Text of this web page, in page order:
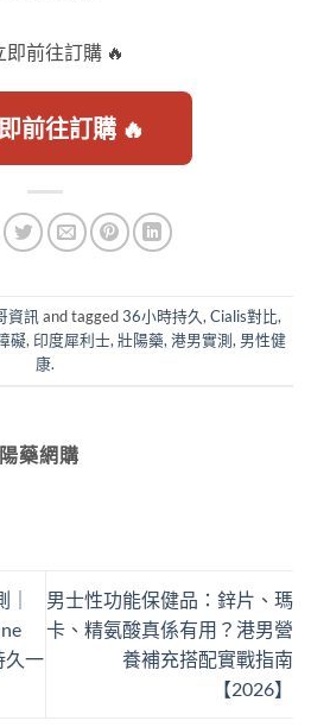
即前往訂購 🔥
前往訂購 🔥
資訊and tagged36小時持久,Cialis對比,
礙,印度犀利士,壯陽藥,港男實測, 男性健
康.
藥網購
久一
男士性功能保健品：鋅片、瑪
卡、精氨酸真係有用？港男營
養補充搭配實戰指南
【2026】